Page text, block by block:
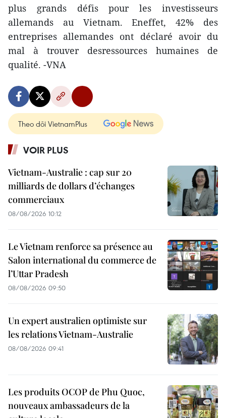
plus grands défis pour les investisseurs
allemands au Vietnam. Eneffet, 42% des
entreprises allemandes ont déclaré avoir du
mal à trouver desressources humaines de
qualité. -VNA
Theo dõi VietnamPlus
VOIR PLUS
Vietnam-Australie : cap sur 20
milliards de dollars d’échanges
commerciaux
08/08/2026 10:12
Le Vietnam renforce sa présence au
Salon international du commerce de
l’Uttar Pradesh
08/08/2026 09:50
Un expert australien optimiste sur
les relations Vietnam-Australie
08/08/2026 09:41
Les produits OCOP de Phu Quoc,
nouveaux ambassadeurs de la